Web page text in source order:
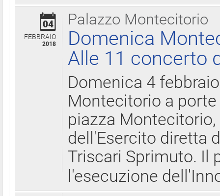
Palazzo Montecitorio
04
FEBBRAIO
2018
Domenica
Alle 11 concerto
Domenica 4
Montecitorio a
piazza
dell'Esercito diretta
Triscari Sprimuto. Il
l'esecuzione